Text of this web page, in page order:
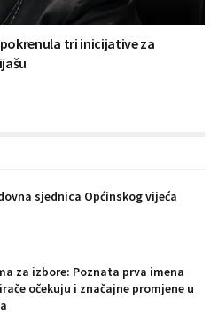
tri inicijative za
sjednica Općinskog vijeća
za izbore: Poznata prva imena
očekuju i značajne promjene u